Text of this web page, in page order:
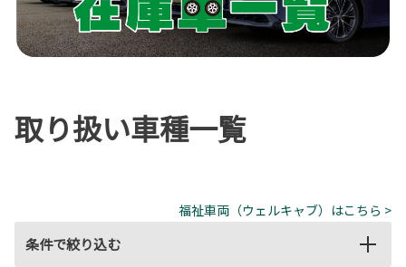
取り扱い車種一覧
福祉車両（ウェルキャブ）はこちら >
条件で絞り込む